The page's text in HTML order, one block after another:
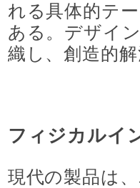
主な演習科目
環境・設備
入試情報
れる具体的テ
ある。デザイ
織し、創造的
フィジカルイ
現代の製品は